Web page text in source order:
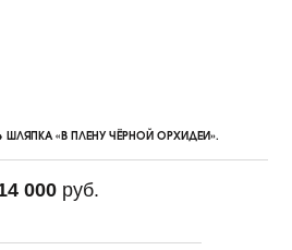
ШЛЯПКА «В ПЛЕНУ ЧЁРНОЙ ОРХИДЕИ».
000руб.